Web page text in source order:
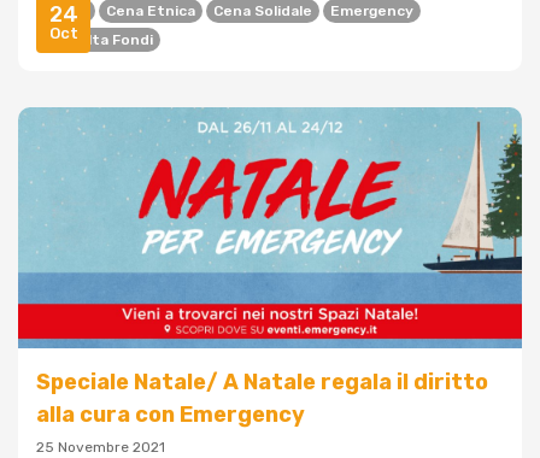
24
Oct
Africa Cena Etnica Cena Solidale
Emergency
Raccolta Fondi
Speciale Natale/ A Natale regala il diritto
alla cura con Emergency
25 Novembre 2021